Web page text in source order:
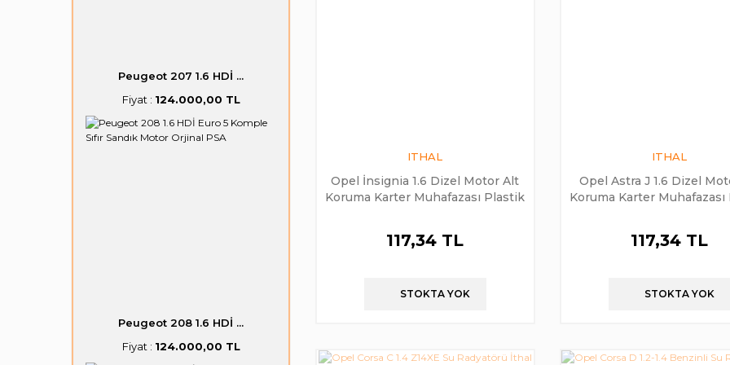
Peugeot 207 1.6 HDİ ...
Fiyat : 124.000,00 TL
Peugeot 208 1.6 HDİ ...
Fiyat : 124.000,00 TL
ITHAL
Opel İnsignia 1.6 Dizel Motor Alt
Koruma Karter Muhafazası Plastik
117,34 TL
STOKTA YOK
ITHAL
Opel Astra J 1.6 Dizel
Koruma Karter
117,34 TL
STOKTA YOK